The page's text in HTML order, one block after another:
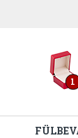
1